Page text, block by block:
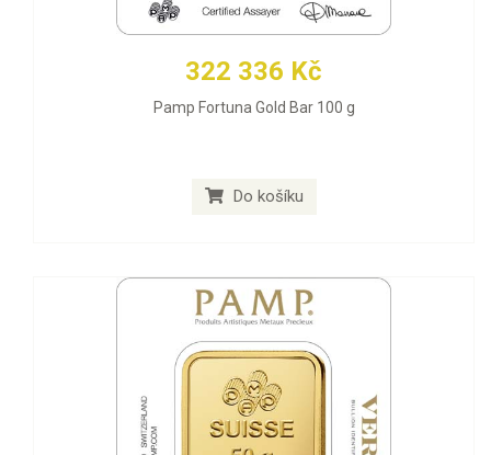
322 336 Kč
Pamp Fortuna Gold Bar 100 g
Do košíku